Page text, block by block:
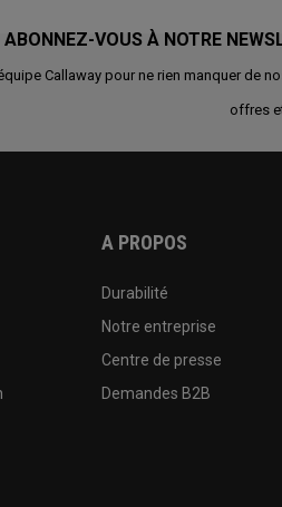
ABONNEZ-VOUS À NOTRE
Callaway pour ne rien manquer de
offres
A PROPOS
Durabilité
Notre entreprise
Centre de presse
Demandes B2B